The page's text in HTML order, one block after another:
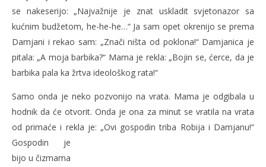
se nakeserijo: „Najvažnije je znat uskladit svjetonazor sa
kućnim budžetom, he-he-he…“ Ja sam opet okrenijo se prema
Damjani i rekao sam: „Znači ništa od poklona!“ Damjanica je
pitala: „A moja barbika?“ Mama je rekla: „Bojin se, ćerce, da je
barbika pala ka žrtva ideološkog rata!“
Samo onda je neko pozvonijo na vrata. Mama je odgibala u
hodnik da će otvorit. Onda je ona za minut se vratila na vrata
od primaće i rekla je: „Ovi gospodin triba Robija i Damjanu!“
Gospodin je
bijo u čizmama